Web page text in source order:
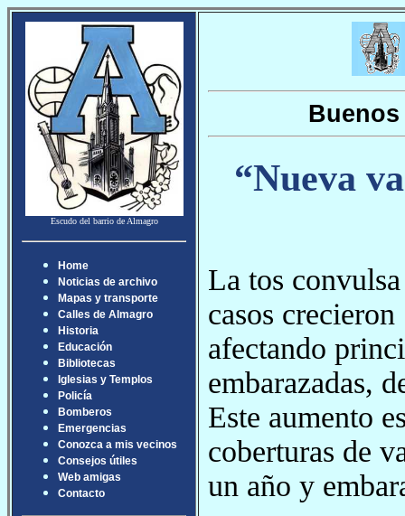
Escudo del barrio de Almagro
Home
Noticias de archivo
Mapas y transporte
Calles de Almagro
Historia
Educación
Bibliotecas
Iglesias y Templos
Policía
Bomberos
Emergencias
Conozca a mis vecinos
Consejos útiles
Web amigas
Contacto
“Nueva
La tos
casos
afectando
embarazadas,
Este aumento
coberturas de
un año y